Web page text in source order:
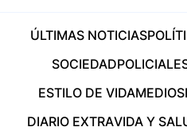
ÚLTIMAS NOTICIAS
SOCIEDAD
ESTILO DE VIDAMEDIOS
DIARIO EXTRAVIDA Y